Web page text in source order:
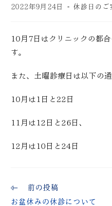
2022年9月24日 休診日のご
10月7日はクリニックの都
す。
また、土曜診療日は以下の通
10月は1日と22日
11月は12日と26日、
12月は10日と24日
前の投稿
お盆休みの休診について